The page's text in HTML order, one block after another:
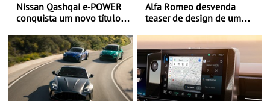
Nissan Qashqai e‑POWER
conquista um novo título
Records™ - Uma viagem
de 1.980 km sem parar
para carregamento ou
abastecimento
Alfa Romeo desvenda
teaser de design de um
C - Apresentado
oficialmente no quarto
trimestre de 2027